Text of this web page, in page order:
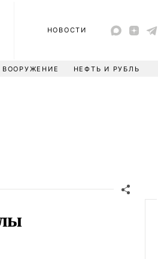
НОВОСТИ
НЕФТЬ И РУБЛЬ